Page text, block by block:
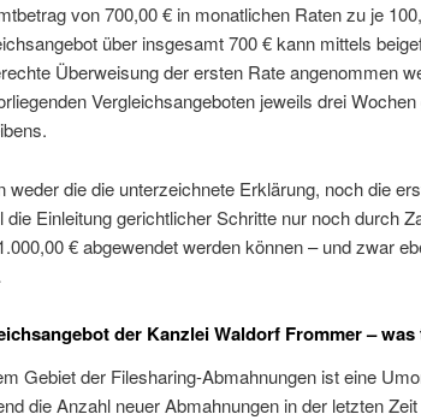
von 700,00 € in monatlichen Raten zu je
über insgesamt 700 € kann mittels
Überweisung der ersten Rate angenommen
Vergleichsangeboten jeweils drei
weder die die unterzeichnete Erklärung, noch die
die Einleitung gerichtlicher Schritte nur noch durch
€ abgewendet werden können – und zwar
der Kanzlei Waldorf Frommer –
Gebiet der Filesharing-Abmahnungen ist eine
die Anzahl neuer Abmahnungen in der letzten